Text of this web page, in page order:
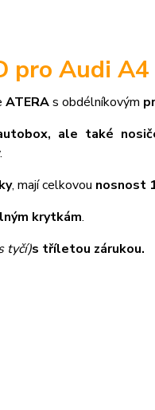
pro Audi
ATERAs obdélníkovým
ale také
, mají celkovou nosnost
krytkám.
tyčí)s tříletou zárukou.